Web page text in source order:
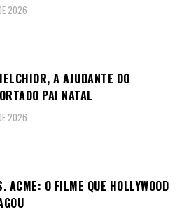
2026
A AJUDANTE DO
PAI NATAL
2026
ACME: O FILME QUE HOLLYWOOD